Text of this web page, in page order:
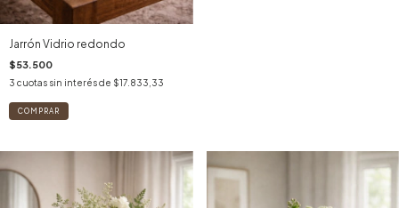
Jarrón Vidrio redondo
$53.500
3 cuotas sin interés de $17.833,33
COMPRAR